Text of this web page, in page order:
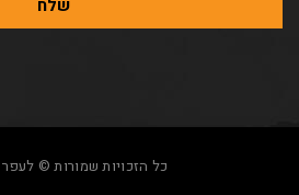
כל הזכויות שמורות © לעפר בלנק-צלם